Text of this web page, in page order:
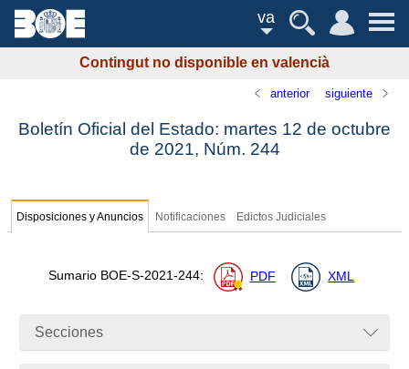
va
Contingut no disponible en valencià
anterior siguiente
Boletín Oficial del Estado: martes 12 de octubre
de 2021, Núm. 244
Disposiciones y Anuncios Notificaciones Edictos Judiciales
Sumario BOE-S-2021-244: PDF XML
Secciones